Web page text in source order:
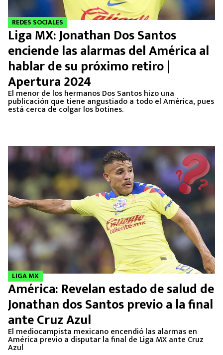
REDES SOCIALES
Liga MX: Jonathan Dos Santos
enciende las alarmas del América al
hablar de su próximo retiro |
Apertura 2024
El menor de los hermanos Dos Santos hizo una
publicación que tiene angustiado a todo el América, pues
está cerca de colgar los botines.
LIGA MX
América: Revelan estado de salud de
Jonathan dos Santos previo a la final
ante Cruz Azul
El mediocampista mexicano encendió las alarmas en
América previo a disputar la final de Liga MX ante Cruz
Azul